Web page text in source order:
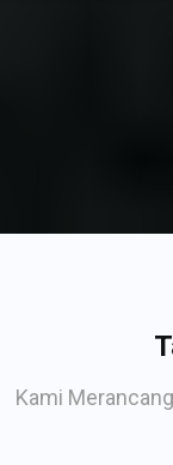
Kami